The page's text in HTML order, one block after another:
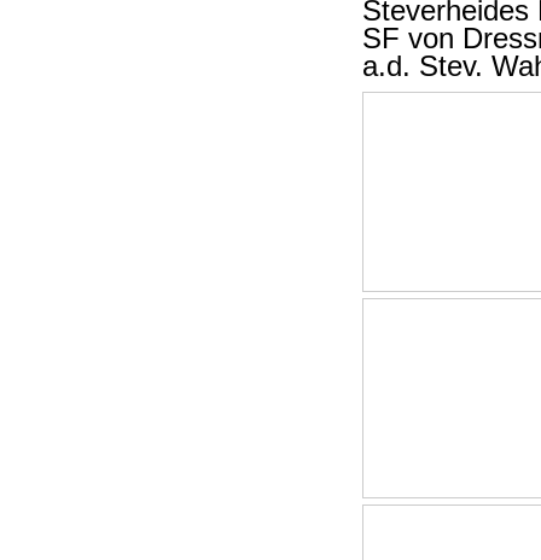
Steverheides
SF von
a.d. Stev.